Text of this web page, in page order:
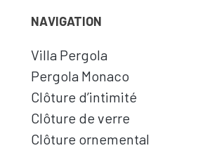
NAVIGATION
Villa Pergola
Pergola Monaco
Clôture d’intimité
Clôture de verre
Clôture ornemental